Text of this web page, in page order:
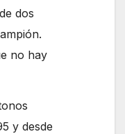
dos
no hay
y desde